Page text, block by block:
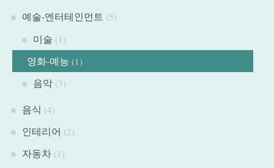
예술-엔터테인먼트 (5)
미술 (1)
영화-예능 (1)
음악(3)
음식 (4)
인테리어 (2)
자동차(1)